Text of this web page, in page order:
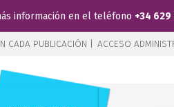
información en el teléfono +34
CADA PUBLICACIÓN | ACCESO